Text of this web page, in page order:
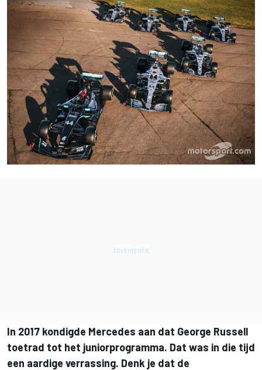
In 2017 kondigde Mercedes aan dat George Russell
toetrad tot het juniorprogramma. Dat was in die tijd
een aardige verrassing. Denk je dat de